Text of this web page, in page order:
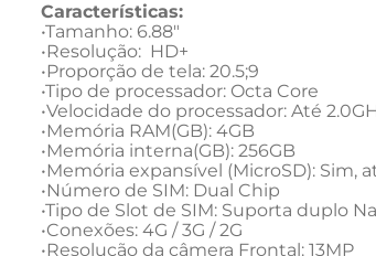
Características:
•Tamanho: 6.88"
•Resolução:  HD+
•Proporção de tela: 20.5;9
•Tipo de processador: Octa Core
•Velocidade do processador: Até
•Memória RAM(GB): 4GB
•Memória interna(GB): 256GB
•Memória expansível (MicroSD): Sim,
•Número de SIM: Dual Chip
•Tipo de Slot de SIM: Suporta duplo
•Conexões: 4G / 3G / 2G
•Resolução da câmera Frontal: 13MP